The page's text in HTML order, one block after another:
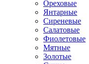
Ореховые
Янтарные
Сиреневые
Салатовые
Фиолетовые
Мятные
Золотые